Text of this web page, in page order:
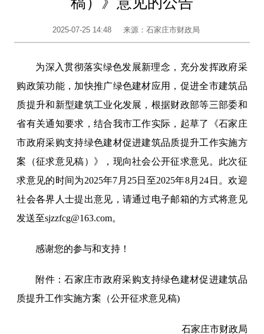
2025-07-25 14:48 来源：石家庄市财政局
为深入贯彻落实绿色发展新理念，充分发挥政府采
购政策功能，加快推广绿色建材应用，促进全市建筑品
质提升和新型建筑工业化发展，根据财政部等三部委和
省有关通知要求，结合我市工作实际，起草了《石家庄
市政府采购支持绿色建材促进建筑品质提升工作实施方
案（征求意见稿）》，现向社会公开征求意见。此次征
求意见的时间为2025年7月25日至2025年8月24日。欢迎
社会各界人士提出意见，请通过电子邮箱的方式将意见
发送至sjzzfcg@163.com。
感谢您的参与和支持！
附件：石家庄市政府采购支持绿色建材促进建筑品
质提升工作实施方案（公开征求意见稿)
石家庄市财政局